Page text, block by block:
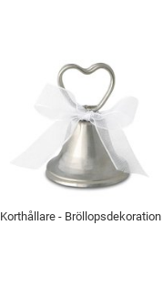
Korthållare - Bröllopsdekoration